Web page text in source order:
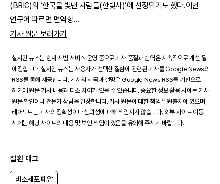
(BRIC)의 ‘한국을 빛낸 사람들(한빛사)’에 선정되기도 했다.이번
연구에 따르면 면역항...
기사 원문 보러가기
실시간 뉴스는 현재 시범 서비스 운영 중으로 기사 품질과 번역은 지속적으로 개선 될
예정입니다. 실시간 뉴스는 사용자가 선택한 질환에 관련된 기사를 Google News의
RSS를 통해 제공합니다. 기사의 제목과 설명은 Google News RSS를 기반으로
하기에 원문 기사 내용과 다소 차이가 있을 수 있습니다. 중요한 정보 활용 시에는 기사
원문 확인이나 전문가 상담을 권장합니다. 기사 원문에 대한 책임은 원출처에 있으며,
레어노트는 기사의 정확성이나 신뢰성에 대해 책임지지 않습니다. 외부 사이트 이동
시에는 해당 사이트의 내용 및 보안 책임이 있음을 유의해 주시기 바랍니다.
질환 태그
비소세포폐암